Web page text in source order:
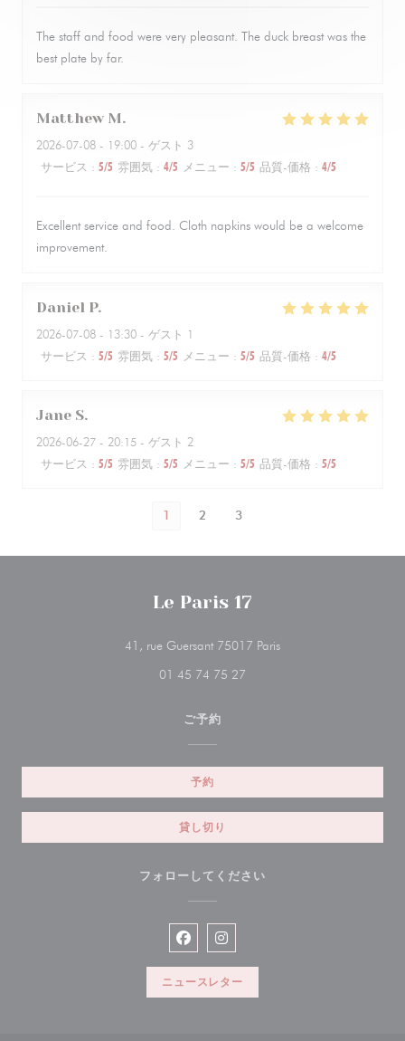
The staff and food were very pleasant. The duck breast was the
best plate by far.
Matthew M
2026-07-08 - 19:00 - ゲスト 3
サービス : 5/5 雰囲気 : 4/5 メニュー : 5/5 品質-価格 : 4/5
Excellent service and food. Cloth napkins would be a welcome
improvement.
Daniel P
2026-07-08 - 13:30 - ゲスト 1
サービス : 5/5 雰囲気 : 5/5 メニュー : 5/5 品質-価格 : 4/5
Jane S
2026-06-27 - 20:15 - ゲスト 2
サービス : 5/5 雰囲気 : 5/5 メニュー : 5/5 品質-価格 : 5/5
1 2 3
Le Paris 17
41, rue Guersant 75017 Paris((新しいウィンドウで
01 45 74 75 27
ご予約
予約
貸し切り
フォローしてください
Facebook ((新しいウィンドウで開
Instagram ((新しいウィンド
ニュースレター